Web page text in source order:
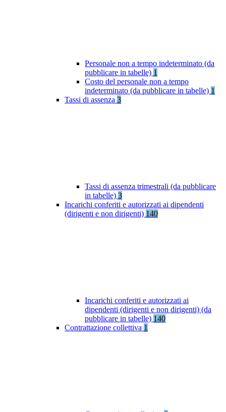
Personale non a tempo indeterminato (da
pubblicare in tabelle) 1
Costo del personale non a tempo
indeterminato (da pubblicare in tabelle) 1
Tassi di assenza 3
Tassi di assenza trimestrali (da pubblicare
in tabelle) 3
Incarichi conferiti e autorizzati ai dipendenti
(dirigenti e non dirigenti) 140
Incarichi conferiti e autorizzati ai
dipendenti (dirigenti e non dirigenti) (da
pubblicare in tabelle) 140
Contrattazione collettiva 1